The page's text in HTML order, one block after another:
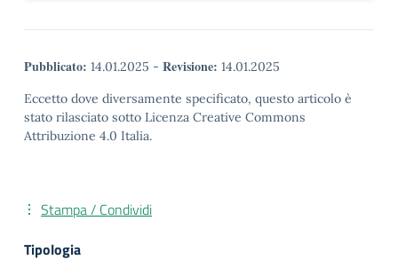
Pubblicato: 14.01.2025 - Revisione: 14.01.2025
Eccetto dove diversamente specificato, questo articolo è
stato rilasciato sotto Licenza Creative Commons
Attribuzione 4.0 Italia.
Stampa / Condividi
Tipologia